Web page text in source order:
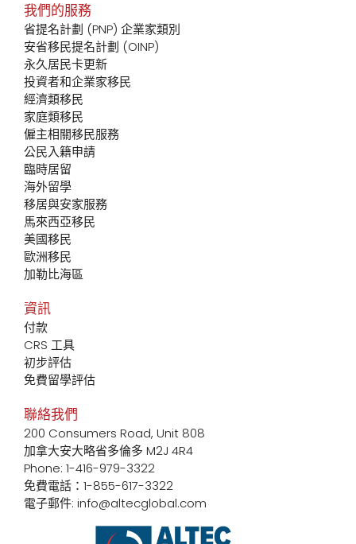
我們的服務
省提名計劃 (PNP) 企業家類別
安省移民提名計劃 (OINP)
永久居民卡更新
投資者和企業家移民
經濟類移民
家庭類移民
僱主相關移民服務
公民入籍申請
臨時居留
海外留學
移居與安家服務
馬來西亞移民
美國移民
歐洲移民
加勒比海區
資訊
付款
CRS 工具
初步評估
免費留學評估
聯絡我們
200 Consumers Road, Unit 808
加拿大安大略省多倫多 M2J 4R4
Phone: 1-416-979-3322
免費電話：1-855-617-3322
電子郵件: info@altecglobal.com